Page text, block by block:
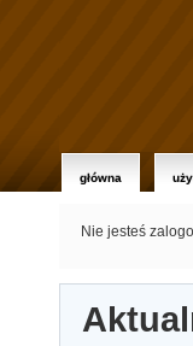
główna
Nie jesteś